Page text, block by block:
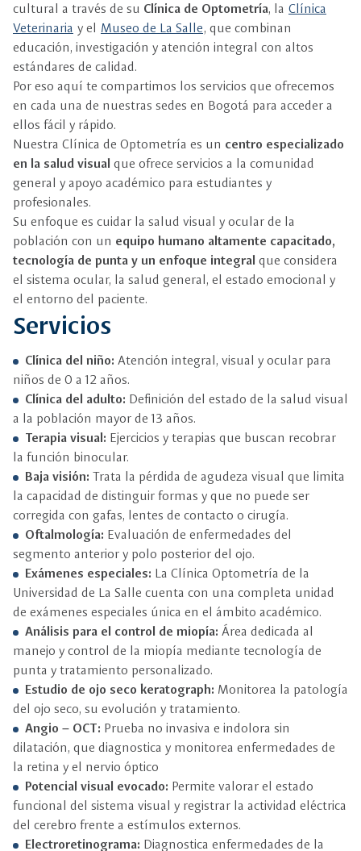
descriptionDescripción
view_carouselMultimedia
cultural a través de su Clínica de Optometría, la Clínica
Veterinaria y el Museo de La Salle, que combinan
educación, investigación y atención integral con altos
estándares de calidad.
Por eso aquí te compartimos los servicios que ofrecemos
en cada una de nuestras sedes en Bogotá para acceder a
ellos fácil y rápido.
Nuestra Clínica de Optometría es un centro especializado
en la salud visual que ofrece servicios a la comunidad
general y apoyo académico para estudiantes y
profesionales.
Su enfoque es cuidar la salud visual y ocular de la
población con un equipo humano altamente capacitado,
tecnología de punta y un enfoque integral que considera
el sistema ocular, la salud general, el estado emocional y
el entorno del paciente.
Servicios
Clínica del niño: Atención integral, visual y ocular para
niños de 0 a 12 años.
Clínica del adulto: Definición del estado de la salud visual
a la población mayor de 13 años.
Terapia visual: Ejercicios y terapias que buscan recobrar
la función binocular.
Baja visión: Trata la pérdida de agudeza visual que limita
la capacidad de distinguir formas y que no puede ser
corregida con gafas, lentes de contacto o cirugía.
Oftalmología: Evaluación de enfermedades del
segmento anterior y polo posterior del ojo.
Exámenes especiales: La Clínica Optometría de la
Universidad de La Salle cuenta con una completa unidad
de exámenes especiales única en el ámbito académico.
Análisis para el control de miopía: Área dedicada al
manejo y control de la miopía mediante tecnología de
punta y tratamiento personalizado.
Estudio de ojo seco keratograph: Monitorea la patología
del ojo seco, su evolución y tratamiento.
Angio – OCT: Prueba no invasiva e indolora sin
dilatación, que diagnostica y monitorea enfermedades de
la retina y el nervio óptico
Potencial visual evocado: Permite valorar el estado
funcional del sistema visual y registrar la actividad eléctrica
del cerebro frente a estímulos externos.
Electroretinograma: Diagnostica enfermedades de la